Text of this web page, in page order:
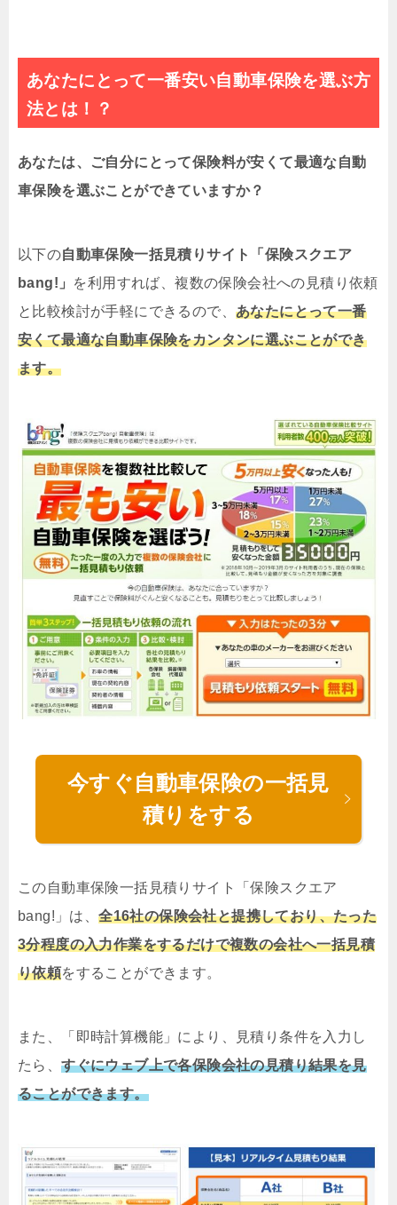
あなたにとって一番安い自動車保険を選ぶ方
法とは！？
あなたは、ご自分にとって保険料が安くて最適な自動
車保険を選ぶことができていますか？
以下の自動車保険一括見積りサイト「保険スクエア
bang!」 を利用すれば、複数の保険会社への見積り依頼
と比較検討が手軽にできるので、 あなたにとって一番
安くて最適な自動車保険をカンタンに選ぶことができ
ます。
今すぐ自動車保険の一括見
積りをする
この自動車保険一括見積りサイト「保険スクエア
bang!」は、全16社の保険会社と提携しており、たった
3分程度の入力作業をするだけで複数の会社へ一括見積
り依頼をすることができます。
また、「即時計算機能」により、見積り条件を入力し
たら、すぐにウェブ上で各保険会社の見積り結果を見
ることができます。